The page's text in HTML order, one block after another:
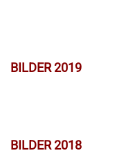
BILDER 2019
BILDER 2018